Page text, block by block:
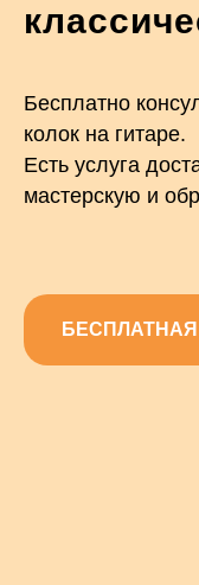
Бесплатно
колок на гитаре.
Есть услуга
мастерскую и